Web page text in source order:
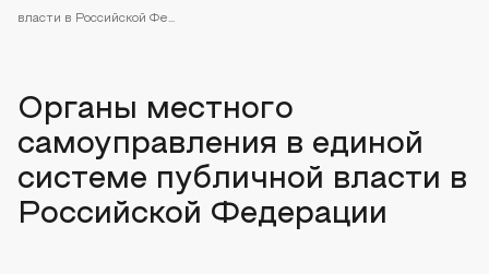
власти в Российской Фе...
Органы местного
самоуправления в единой
системе публичной власти в
Российской Федерации